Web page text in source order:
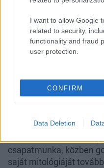
I want to allow Google
related to security,
functionality and fraud
user protection.
CONFIRM
Data Deletion
A divat
Nagyon szórakoztató
csapatmunka, közben
saját mitológiáját